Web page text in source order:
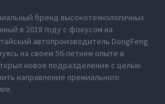
бренд высокотехнологичных
в 2018 году с фокусом на
автопроизводитель DongFeng
на своем 56-летнем опыте в
новое подразделение с целью
направление премиального